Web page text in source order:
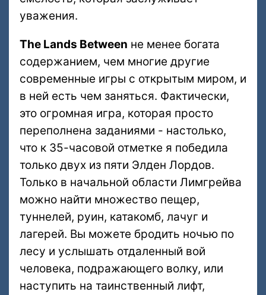
уважения.
The Lands Between не менее богата
содержанием, чем многие другие
современные игры с открытым миром, и
в ней есть чем заняться. Фактически,
это огромная игра, которая просто
переполнена заданиями - настолько,
что к 35-часовой отметке я победила
только двух из пяти Элден Лордов.
Только в начальной области Лимгрейва
можно найти множество пещер,
туннелей, руин, катакомб, лачуг и
лагерей. Вы можете бродить ночью по
лесу и услышать отдаленный вой
человека, подражающего волку, или
наступить на таинственный лифт,